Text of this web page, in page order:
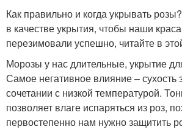
Как правильно и когда укрывать
в качестве укрытия, чтобы наши
перезимовали успешно, читайте в
Морозы у нас длительные, укрытие
Самое негативное влияние – сухость
сочетании с низкой температурой.
позволяет влаге испаряться из роз,
первостепенно нам нужно защитить